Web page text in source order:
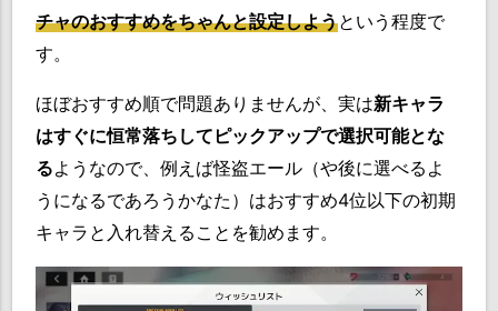
チャのおすすめをちゃんと設定しようという程度で
す。
ほぼおすすめ順で問題ありませんが、実は新キャラ
はすぐに恒常落ちしてピックアップで選択可能とな
るようなので、例えば怪盗エール（や後に選べるよ
うになるであろうかなた）はおすすめ4位以下の初期
キャラと入れ替えることを勧めます。